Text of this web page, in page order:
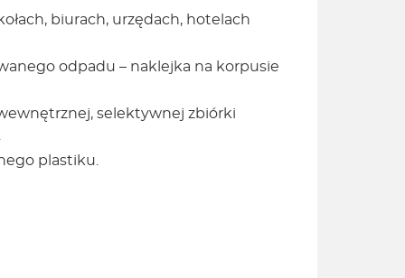
biurach, urzędach, hotelach
odpadu – naklejka na korpusie
selektywnej zbiórki
plastiku.